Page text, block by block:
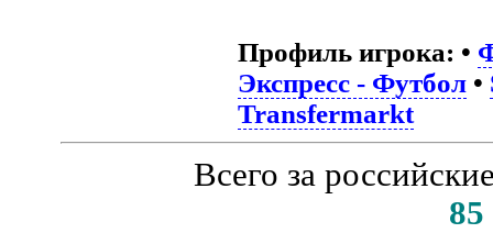
Профиль игрока: •
Экспресс - Футбол•
Transfermarkt
Всего за
85